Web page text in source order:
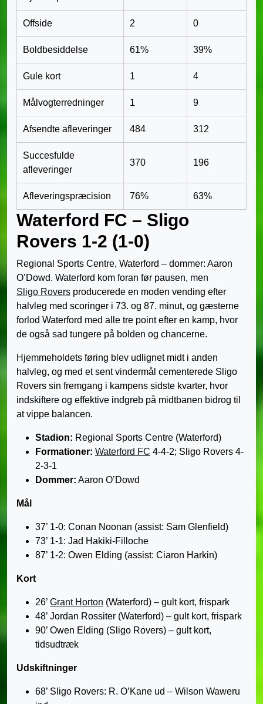
Offside 2 0
Boldbesiddelse 61% 39%
Gule kort 1 4
Målvogterredninger 1 9
Afsendte afleveringer 484 312
Succesfulde
afleveringer
370 196
Afleveringspræcision 76% 63%
Waterford FC – Sligo
Rovers 1-2 (1-0)
Regional Sports Centre, Waterford – dommer: Aaron
O’Dowd. Waterford kom foran før pausen, men
Sligo Rovers producerede en moden vending efter
halvleg med scoringer i 73. og 87. minut, og gæsterne
forlod Waterford med alle tre point efter en kamp, hvor
de også sad tungere på bolden og chancerne.
Hjemmeholdets føring blev udlignet midt i anden
halvleg, og med et sent vindermål cementerede Sligo
Rovers sin fremgang i kampens sidste kvarter, hvor
indskiftere og effektive indgreb på midtbanen bidrog til
at vippe balancen.
Stadion: Regional Sports Centre (Waterford)
Formationer: Waterford FC 4-4-2; Sligo Rovers 4-
2-3-1
Dommer: Aaron O’Dowd
Mål
37’ 1-0: Conan Noonan (assist: Sam Glenfield)
73’ 1-1: Jad Hakiki-Filloche
87’ 1-2: Owen Elding (assist: Ciaron Harkin)
Kort
26’ Grant Horton (Waterford) – gult kort, frispark
48’ Jordan Rossiter (Waterford) – gult kort, frispark
90’ Owen Elding (Sligo Rovers) – gult kort,
tidsudtræk
Udskiftninger
68’ Sligo Rovers: R. O’Kane ud – Wilson Waweru